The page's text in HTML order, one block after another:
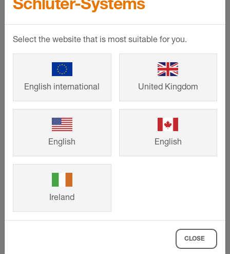
Service
Downloads
Kontakt
Virksomheden
Produkter
Vores produkthøjdepunkter
Profiler
Select the website that is most suitable for you.
English international United Kingdom
English English
Ireland
CLOSE